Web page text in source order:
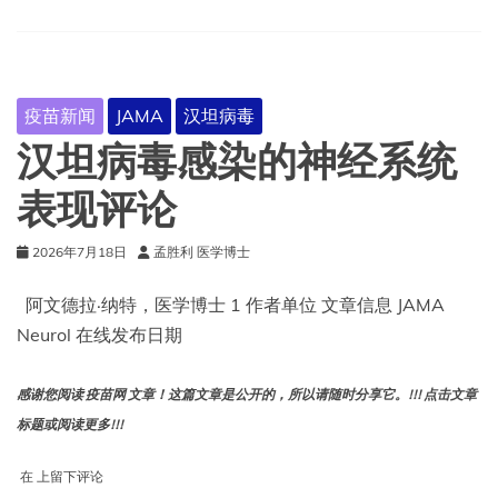
童
使
用
含
疹
疫
苗
情
疫苗新闻 JAMA 汉坦病毒
汉坦病毒感染的神经系统
表现评论
2026年7月18日 孟胜利 医学博士
阿文德拉·纳特，医学博士 1 作者单位 文章信息 JAMA
Neurol 在线发布日期
感谢您阅读 疫苗网 文章！这篇文章是公开的，所以请随时分享它。!!! 点击文章
标题或阅读更多!!!
在 汉
上留下评论